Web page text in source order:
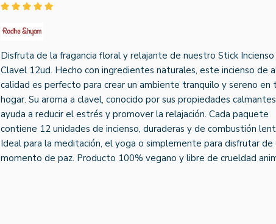
Disfruta de la fragancia floral y relajante de nuestro Stick Incienso
Clavel 12ud. Hecho con ingredientes naturales, este incienso de
calidad es perfecto para crear un ambiente tranquilo y sereno en
hogar. Su aroma a clavel, conocido por sus propiedades
ayuda a reducir el estrés y promover la relajación. Cada paquete
contiene 12 unidades de incienso, duraderas y de combustión
Ideal para la meditación, el yoga o simplemente para disfrutar de
momento de paz. Producto 100% vegano y libre de crueldad